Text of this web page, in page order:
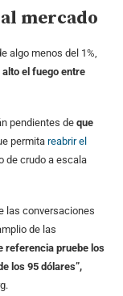
mercado
algo menos del 1%,
alto el fuego entre
pendientes de que
permita reabrir el
de crudo a escala
las conversaciones
de las
referencia pruebe los
los 95 dólares”,